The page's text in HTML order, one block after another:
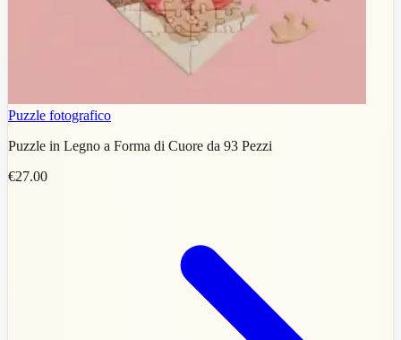
Puzzle fotografico
Puzzle in Legno a Forma di Cuore da 93 Pezzi
€27.00